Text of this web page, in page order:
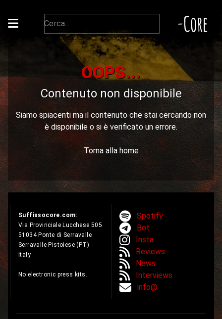
-Core
OOPS...
Contenuto non disponibile
Siamo spiacenti ma il contenuto che stai cercando non
è disponibile o si è verificato un errore.
Torna alla home
Suffissocore.com:
Via Provinciale Lucchese 505
51034 Ponte di Serravalle
Serravalle Pistoiese (PT)
Italy
No electronic press kits.
Spotify
Bot
Insta
Reviews
News
Interviews
info@